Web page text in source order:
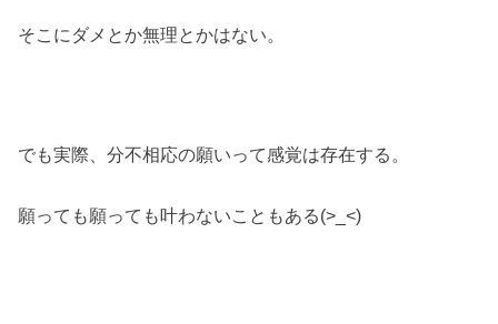
そこにダメとか無理とかはない。
でも実際、分不相応の願いって感覚は存在する。
願っても願っても叶わないこともある(>_<)